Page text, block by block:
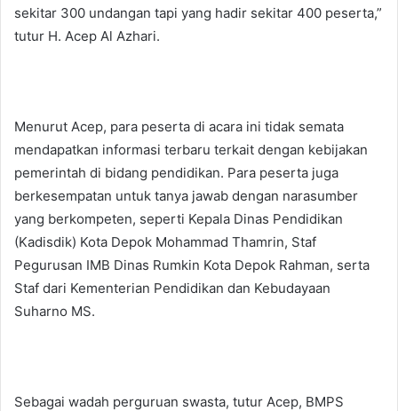
sekitar 300 undangan tapi yang hadir sekitar 400 peserta,”
tutur H. Acep Al Azhari.
Menurut Acep, para peserta di acara ini tidak semata
mendapatkan informasi terbaru terkait dengan kebijakan
pemerintah di bidang pendidikan. Para peserta juga
berkesempatan untuk tanya jawab dengan narasumber
yang berkompeten, seperti Kepala Dinas Pendidikan
(Kadisdik) Kota Depok Mohammad Thamrin, Staf
Pegurusan IMB Dinas Rumkin Kota Depok Rahman, serta
Staf dari Kementerian Pendidikan dan Kebudayaan
Suharno MS.
Sebagai wadah perguruan swasta, tutur Acep, BMPS